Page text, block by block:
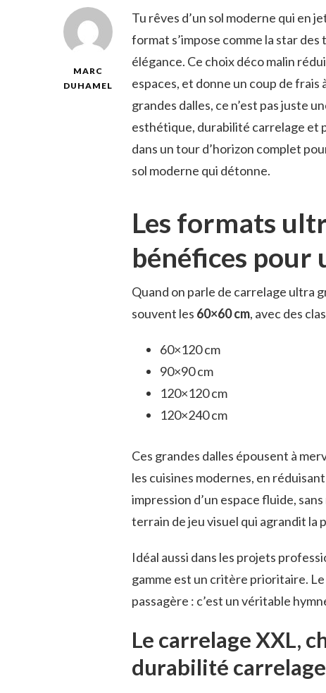
MARC
DUHAMEL
Tu rêves d’un sol moderne qui en
format s’impose comme la star
élégance. Ce choix déco malin
espaces, et donne un coup de
grandes dalles, ce n’est pas juste
esthétique, durabilité carrelage et
dans un tour d’horizon complet
sol moderne qui détonne.
Les formats
bénéfices pour
Quand on parle de carrelage ultra
souvent les 60×60 cm, avec des
60×120 cm
90×90 cm
120×120 cm
120×240 cm
Ces grandes dalles épousent à
les cuisines modernes, en
impression d’un espace fluide,
terrain de jeu visuel qui agrandit la
Idéal aussi dans les projets
gamme est un critère prioritaire.
passagère : c’est un véritable
Le carrelage XXL,
durabilité carrelage